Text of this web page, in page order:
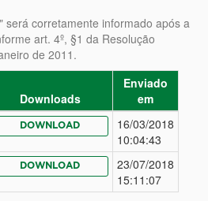
será corretamente informado após a
art. 4º, §1 da Resolução
de 2011.
Downloads
Enviado
em
DOWNLOAD
16/03/2018
10:04:43
DOWNLOAD
23/07/2018
15:11:07